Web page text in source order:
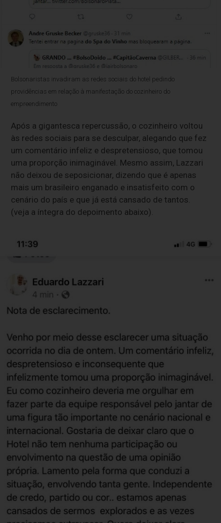
Bolsonaristas invadiram as redes sociais do hotel pedindo
providências em relação à manifestação do cozinheiro do
empreendimento
Após a gigantesca repercussão, o cozinheiro voltou
às redes sociais para se desculpar, alegando que fez
um comentário infeliz e despretensioso, que tomou
uma proporção inimaginável. Mesmo assim, Lazzari
não deixou de seposicionar, dizendo que é apenas
mais um brasileiro enganado e insatisfeito com o
cenário do país e que já está cansado de tantos.
(veja a íntegra do depoimento abaixo).